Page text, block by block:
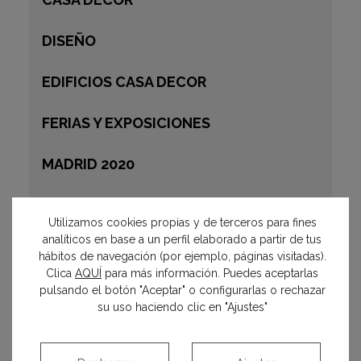
DISEÑO
EDIFICIOS CASA DECOR
FERIAS Y EXPOSICIONES
MADRID 2020
MADRID 2022
MADRID 2023
Utilizamos cookies propias y de terceros para fines
analíticos en base a un perfil elaborado a partir de tus
hábitos de navegación (por ejemplo, páginas visitadas).
Clica AQUÍ para más información. Puedes aceptarlas
pulsando el botón "Aceptar" o configurarlas o rechazar
su uso haciendo clic en "Ajustes"